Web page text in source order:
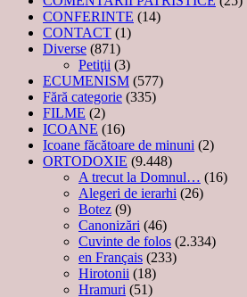
CONFERINTE (14)
CONTACT (1)
Diverse (871)
Petiţii (3)
ECUMENISM (577)
Fără categorie (335)
FILME (2)
ICOANE (16)
Icoane făcătoare de minuni (2)
ORTODOXIE (9.448)
A trecut la Domnul… (16)
Alegeri de ierarhi (26)
Botez (9)
Canonizări (46)
Cuvinte de folos (2.334)
en Français (233)
Hirotonii (18)
Hramuri (51)